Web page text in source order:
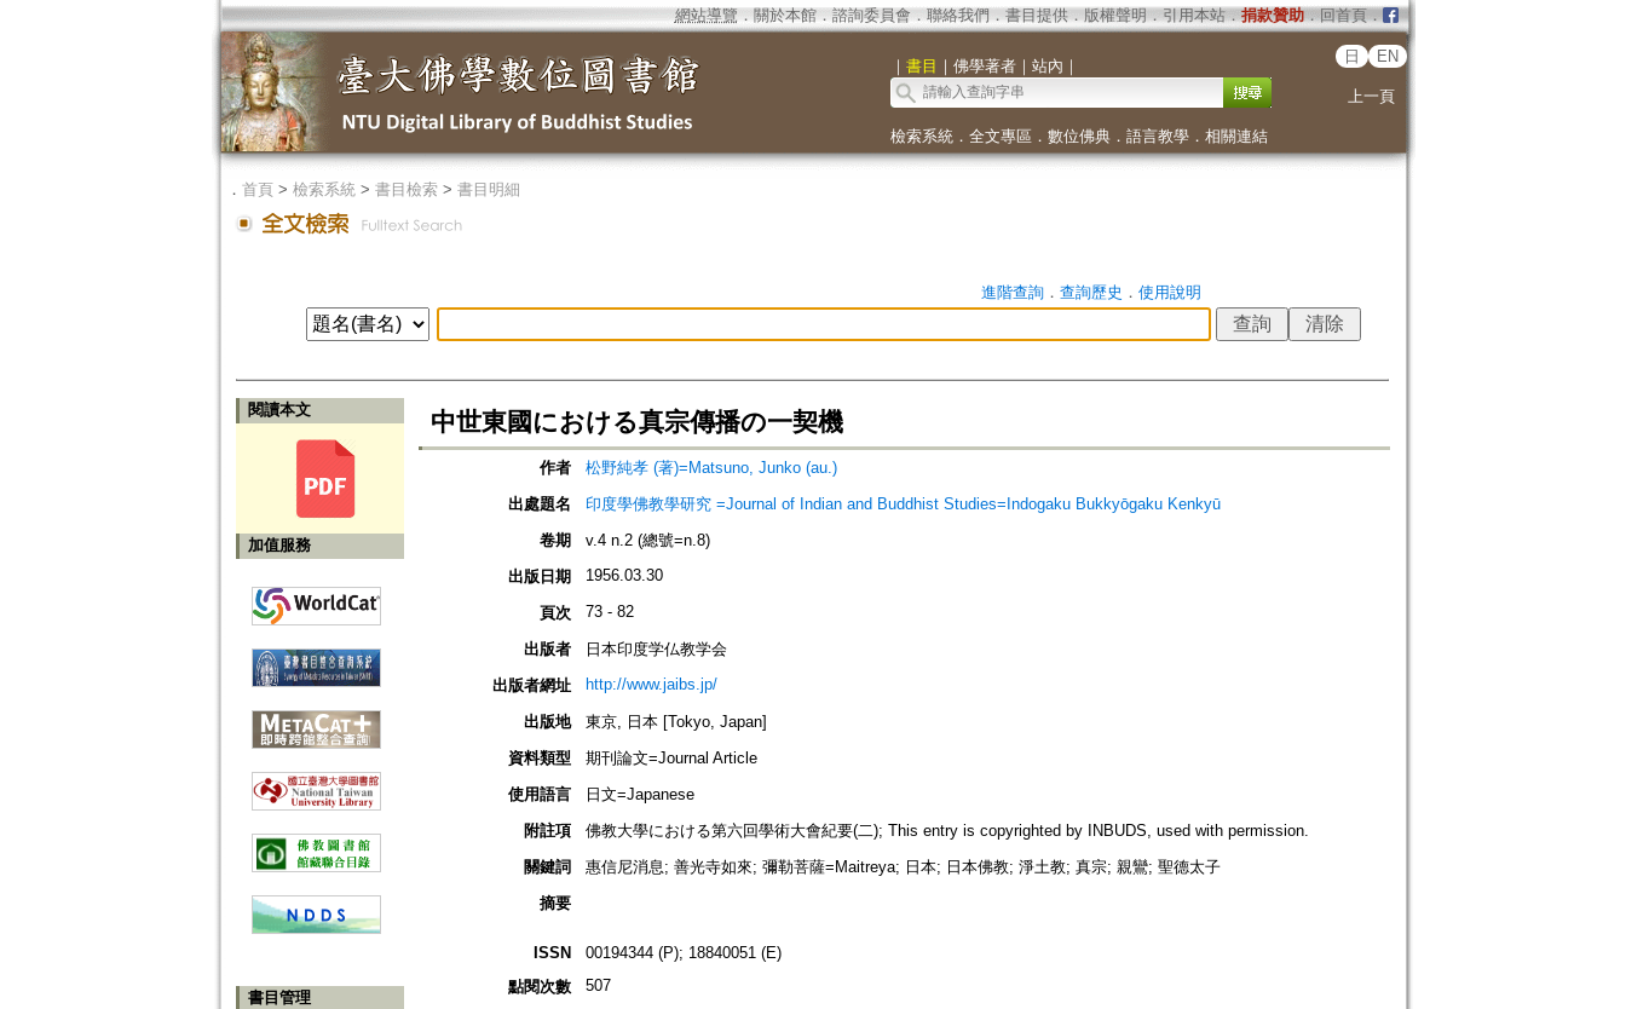
網站導覽 ． 關於本館． 諮詢委員會． 聯絡我們 ． 書目提供． 版權聲明 ． 引用本站． 捐款贊助．回首頁．
｜ 書目 ｜ 佛學著者｜ 站內 ｜
日 EN
上一頁
檢索系統． 全文專區 ． 數位佛典． 語言教學． 相關連結
． 首頁> 檢索系統> 書目檢索> 書目明細
進階查詢． 查詢歷史 ． 使用說明
閱讀本文
加值服務
書目管理
中世東國における真宗傳播の一契機
作者
松野純孝 (著)=Matsuno, Junko (au.)
出處題名
印度學佛教學研究 =Journal of Indian and Buddhist Studies=Indogaku Bukkyōgaku Kenkyū
卷期
v.4 n.2 (總號=n.8)
出版日期
1956.03.30
頁次 73 - 82
出版者
日本印度学仏教学会
出版者網址
http://www.jaibs.jp/
出版地
東京, 日本 [Tokyo, Japan]
資料類型
期刊論文=Journal Article
使用語言
日文=Japanese
附註項
佛教大學における第六回學術大會紀要(二); This entry is copyrighted by INBUDS, used with permission.
關鍵詞
惠信尼消息; 善光寺如來; 彌勒菩薩=Maitreya; 日本; 日本佛教; 淨土教; 真宗; 親鸞; 聖德太子
摘要
ISSN
00194344 (P); 18840051 (E)
點閱次數
507